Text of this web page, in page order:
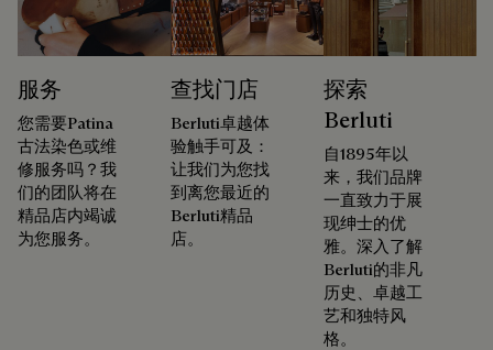
服务
您需要Patina
古法染色或维
修服务吗？我
们的团队将在
精品店内竭诚
为您服务。
查找门店
Berluti卓越体
验触手可及：
让我们为您找
到离您最近的
Berluti精品
店。
探索
Berluti
自1895年以
来，我们品牌
一直致力于展
现绅士的优
雅。深入了解
Berluti的非凡
历史、卓越工
艺和独特风
格。